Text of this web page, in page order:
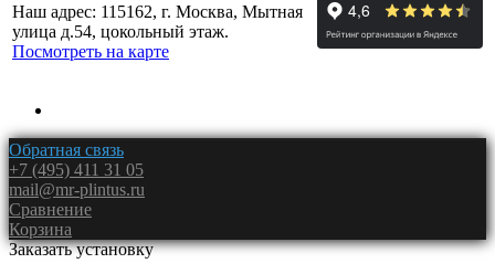
Наш адрес: 115162, г. Москва, Мытная
улица д.54, цокольный этаж.
Посмотреть на карте
Обратная связь
+7 (495) 411 31 05
mail@mr-plintus.ru
Сравнение
Корзина
Заказать установку